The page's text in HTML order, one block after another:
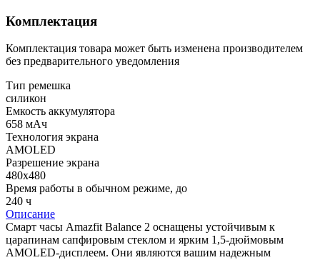
Комплектация
Комплектация товара может быть изменена производителем
без предварительного уведомления
Тип ремешка
силикон
Емкость аккумулятора
658 мАч
Технология экрана
AMOLED
Разрешение экрана
480x480
Время работы в обычном режиме, до
240 ч
Описание
Смарт часы Amazfit Balance 2 оснащены устойчивым к
царапинам сапфировым стеклом и ярким 1,5-дюймовым
AMOLED-дисплеем. Они являются вашим надежным